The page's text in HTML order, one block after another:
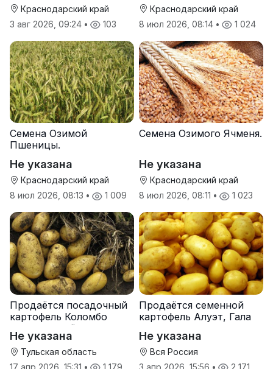
Краснодарский край
3 авг 2026, 09:24 • 103
Краснодарский край
8 июл 2026, 08:14 • 1 024
Семена Озимой
Пшеницы.
Не указана
Краснодарский край
8 июл 2026, 08:13 • 1 009
Семена Озимого Ячменя.
Не указана
Краснодарский край
8 июл 2026, 08:11 • 1 023
Продаётся посадочный
картофель Коломбо
оптом от трёх тонн
Не указана
Тульская область
Продаётся семенной
картофель Алуэт, Гала
Не указана
Вся Россия